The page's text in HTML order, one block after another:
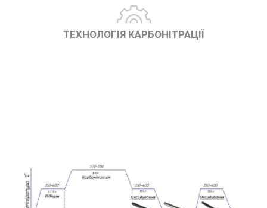
ТЕХНОЛОГІЯ КАРБОНІТРАЦІЇ